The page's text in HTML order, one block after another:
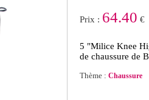
Prix : 64.40 €
5 "Milice Knee
de chaussure de
Thème : Chaussure